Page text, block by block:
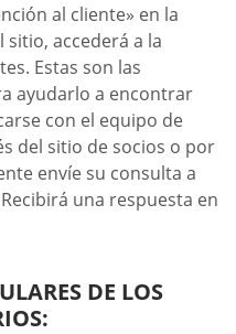
al cliente» en la
accederá a la
Estas son las
ayudarlo a encontrar
con el equipo de
del sitio de socios o por
envíe su consulta a
una respuesta en
DE LOS